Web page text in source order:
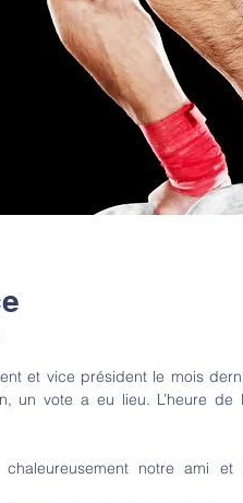
et vice président le mois
un vote a eu lieu. L’heure
notre ami et